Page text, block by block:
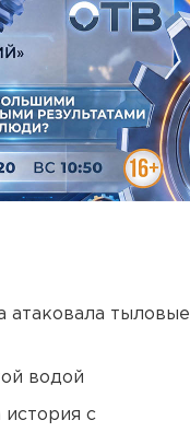
атаковала тыловые
водой
история с